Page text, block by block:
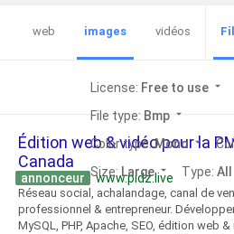
web images vidéos
License: Free to use arrow_drop_down
File type: Bmp arrow_drop_down
Color type:Mono arrow_drop_down
Size: Large arrow_drop_down Type: All
Édition web & vidéo pour la
Canada
annonceur www.pidz.live
Réseau social, achalandage, canal de
professionnel & entrepreneur.
MySQL, PHP, Apache, SEO, édition web